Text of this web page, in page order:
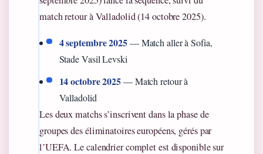
match retour à Valladolid (14 octobre 2025).
4 septembre 2025— Match aller à Sofia,
Stade Vasil Levski
14 octobre 2025— Match retour à
Valladolid
Les deux matchs s’inscrivent dans la phase de
groupes des éliminatoires européens, gérés par
l’UEFA. Le calendrier complet est disponible sur